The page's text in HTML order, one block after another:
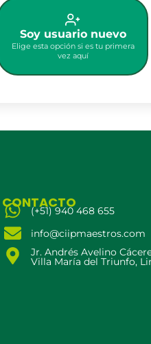
Soy usuario nuevo
Elige esta opción si es tu primera
vez aquí
CONTACTO
(+51) 940 468 655
info@ciipmaestros.com
Jr. Andrés Avelino
Villa María del Triunfo,